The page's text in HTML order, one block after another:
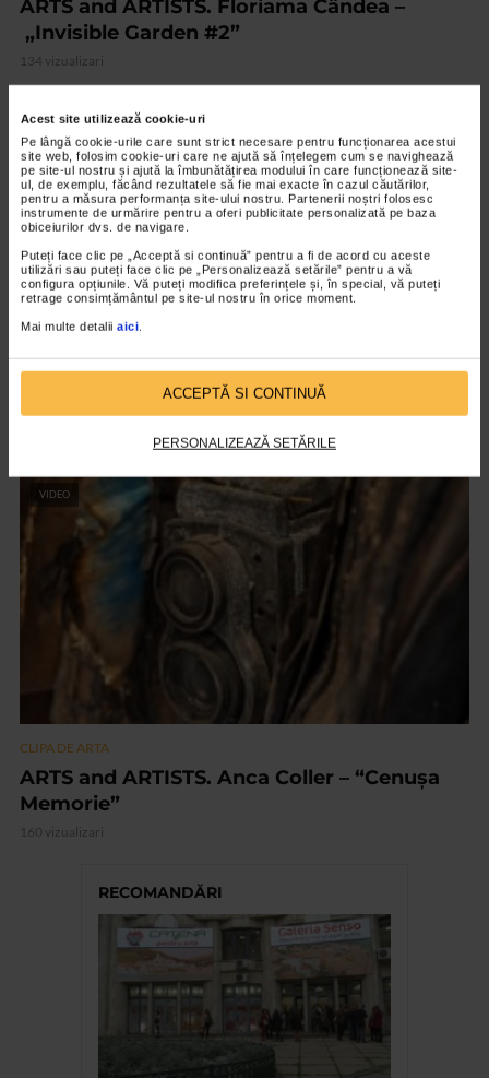
Acest site utilizează cookie-uri
Pe lângă cookie-urile care sunt strict necesare pentru funcționarea acestui
site web, folosim cookie-uri care ne ajută să înțelegem cum se navighează
pe site-ul nostru și ajută la îmbunătățirea modului în care funcționează site-
ul, de exemplu, făcând rezultatele să fie mai exacte în cazul căutărilor,
pentru a măsura performanța site-ului nostru. Partenerii noștri folosesc
instrumente de urmărire pentru a oferi publicitate personalizată pe baza
obiceiurilor dvs. de navigare.
Puteți face clic pe „Acceptă si continuă” pentru a fi de acord cu aceste
utilizări sau puteți face clic pe „Personalizează setările” pentru a vă
configura opțiunile. Vă puteți modifica preferințele și, în special, vă puteți
retrage consimțământul pe site-ul nostru în orice moment.
Mai multe detalii aici
ACCEPTĂ SI CONTINUĂ
PERSONALIZEAZĂ SETĂRILE
ARTS and ARTISTS. Floriama Cândea –
„Invisible Garden #2”
134 vizualizari
VIDEO
CLIPA DE ARTA
Nicolae Tonitza – Pictor al copiilor
VIDEO
CLIPA DE ARTA
ARTS and ARTISTS. Anca Coller – “Cenușa
Memorie”
160 vizualizari
RECOMANDĂRI